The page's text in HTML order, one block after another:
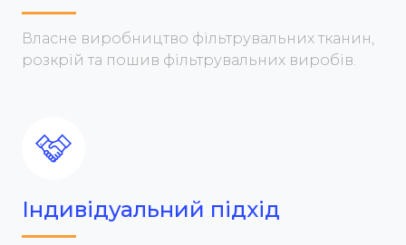
Власне виробництво фільтрувальних тканин,
розкрій та пошив фільтрувальних виробів.
Індивідуальний підхід